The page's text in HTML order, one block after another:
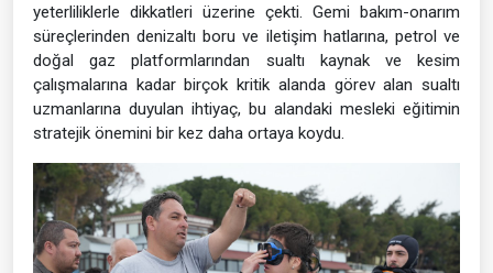
yeterliliklerle dikkatleri üzerine çekti. Gemi bakım-onarım
süreçlerinden denizaltı boru ve iletişim hatlarına, petrol ve
doğal gaz platformlarından sualtı kaynak ve kesim
çalışmalarına kadar birçok kritik alanda görev alan sualtı
uzmanlarına duyulan ihtiyaç, bu alandaki mesleki eğitimin
stratejik önemini bir kez daha ortaya koydu.